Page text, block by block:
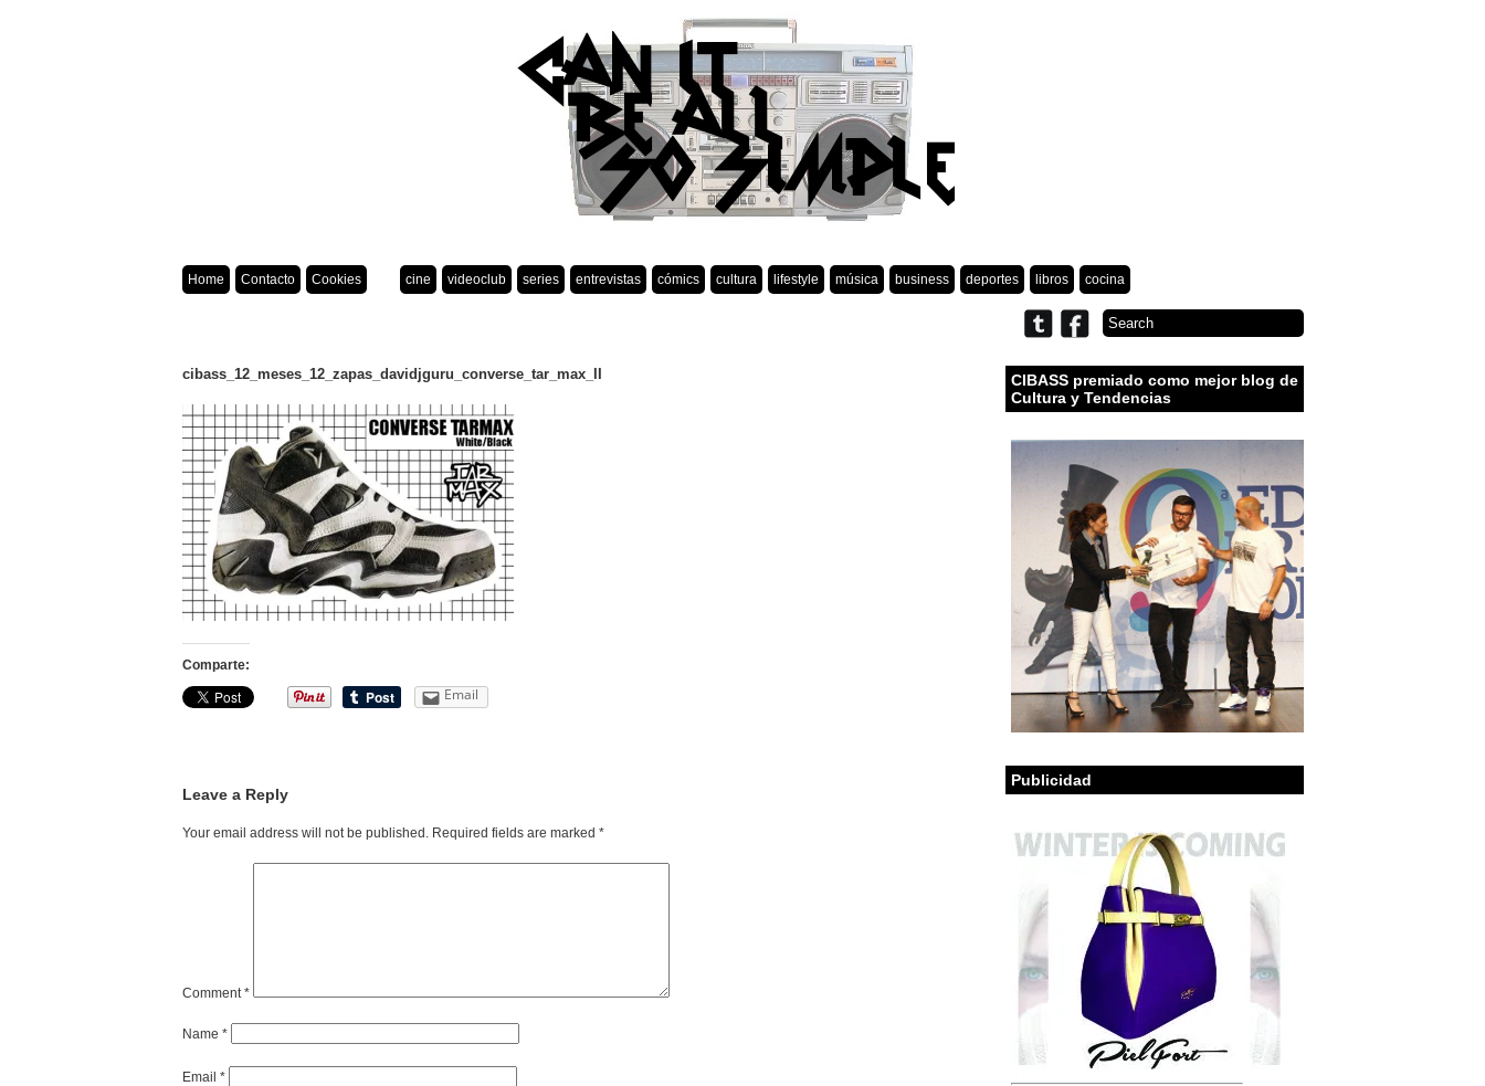
Home Contacto Cookies cine videoclub series entrevistas cómics cultura lifestyle música business deportes libros cocina
cibass_12_meses_12_zapas_davidjguru_converse_tar_max_II
Comparte:
Email
Leave a Reply
Your email address will not be published. Required fields are marked *
Comment*
Name *
Email *
CIBASS premiado como mejor blog de
Cultura y Tendencias
Publicidad